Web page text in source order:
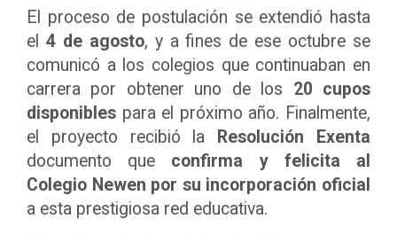
El proceso de postulación se extendió hasta
el 4 de agosto, y a fines de ese octubre se
comunicó a los colegios que continuaban en
carrera por obtener uno de los 20 cupos
disponibles para el próximo año. Finalmente,
el proyecto recibió la
Resolución Exenta
documento que confirma y felicita al
Colegio Newen por su incorporación oficial
a esta prestigiosa red educativa.